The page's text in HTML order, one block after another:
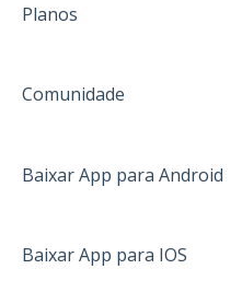
Planos
Comunidade
Baixar App para Android
Baixar App para IOS